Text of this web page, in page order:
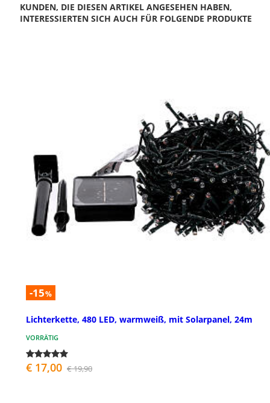
KUNDEN, DIE DIESEN ARTIKEL ANGESEHEN HABEN,
INTERESSIERTEN SICH AUCH FÜR FOLGENDE PRODUKTE
-15%
Lichterkette, 480 LED, warmweiß, mit Solarpanel, 24m
VORRÄTIG
€ 17,00 € 19,90